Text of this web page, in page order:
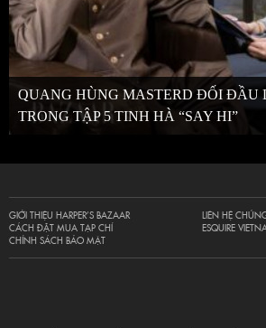
QUANG HÙNG MASTERD ĐỐI ĐẦU
TRONG TẬP 5 TINH HÀ “SAY HI”
GIỚI THIỆU HARPER’S BAZAAR
CÁCH ĐẶT MUA TẠP CHÍ
CHÍNH SÁCH BẢO MẬT
LIÊN HỆ
ESQUIRE